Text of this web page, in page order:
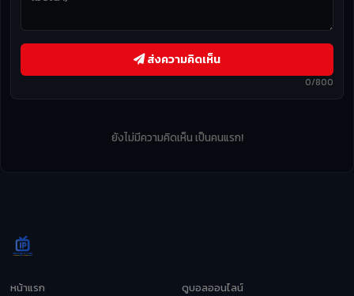
0/800
ส่งความคิดเห็น
ยังไม่มีความคิดเห็น เป็นคนแรก!
หน้าแรก ดูบอลออนไลน์